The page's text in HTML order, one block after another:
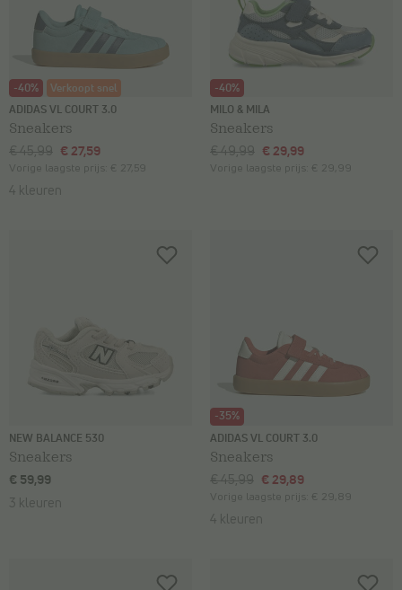
-40% Verkoopt snel
ADIDAS VL COURT 3.0
Sneakers
€ 45,99 € 27,59
Vorige laagste prijs: € 27,59
4 kleuren
-40%
MILO & MILA
Sneakers
€ 49,99 € 29,99
Vorige laagste prijs: € 29,99
NEW BALANCE 530
Sneakers
€ 59,99
3 kleuren
-35%
ADIDAS VL COURT 3.0
Sneakers
€ 45,99 € 29,89
Vorige laagste prijs: € 29,89
4 kleuren